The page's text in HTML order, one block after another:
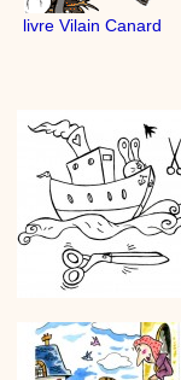
livre Vilain Canard